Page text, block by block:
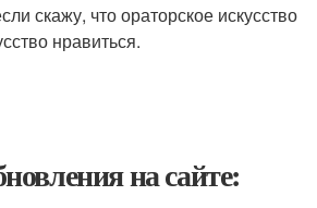
скажу, что ораторское искусство
нравиться.
на сайте: